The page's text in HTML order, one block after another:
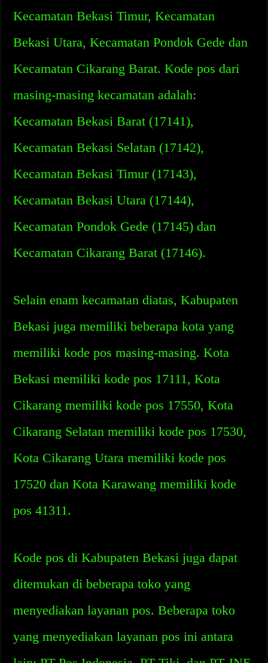
Kecamatan Bekasi Timur, Kecamatan
Bekasi Utara, Kecamatan Pondok Gede dan
Kecamatan Cikarang Barat. Kode pos dari
masing-masing kecamatan adalah:
Kecamatan Bekasi Barat (17141),
Kecamatan Bekasi Selatan (17142),
Kecamatan Bekasi Timur (17143),
Kecamatan Bekasi Utara (17144),
Kecamatan Pondok Gede (17145) dan
Kecamatan Cikarang Barat (17146).
Selain enam kecamatan diatas, Kabupaten
Bekasi juga memiliki beberapa kota yang
memiliki kode pos masing-masing. Kota
Bekasi memiliki kode pos 17111, Kota
Cikarang memiliki kode pos 17550, Kota
Cikarang Selatan memiliki kode pos 17530,
Kota Cikarang Utara memiliki kode pos
17520 dan Kota Karawang memiliki kode
pos 41311.
Kode pos di Kabupaten Bekasi juga dapat
ditemukan di beberapa toko yang
menyediakan layanan pos. Beberapa toko
yang menyediakan layanan pos ini antara